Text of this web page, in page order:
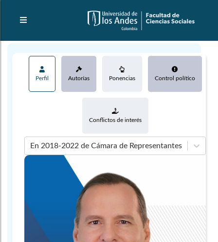
Perfil Autorías Ponencias Control político
Conflictos de interés
En 2018-2022 de Cámara de Representantes